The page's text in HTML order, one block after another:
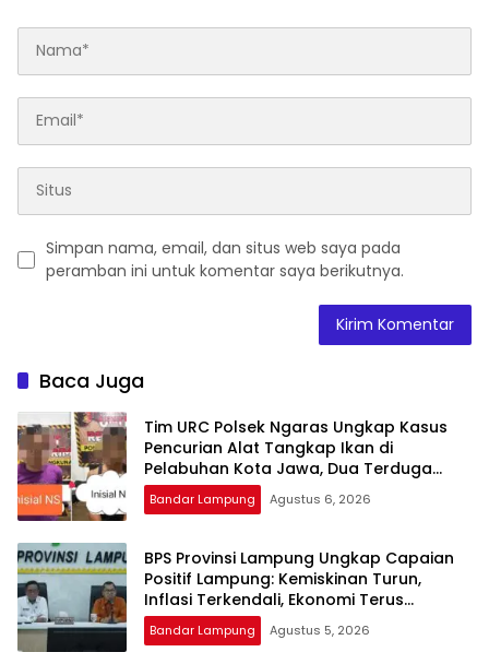
Simpan nama, email, dan situs web saya pada
peramban ini untuk komentar saya berikutnya.
Baca Juga
Tim URC Polsek Ngaras Ungkap Kasus
Pencurian Alat Tangkap Ikan di
Pelabuhan Kota Jawa, Dua Terduga
Pelaku Diamankan.
Bandar Lampung Agustus 6, 2026
BPS Provinsi Lampung Ungkap Capaian
Positif Lampung: Kemiskinan Turun,
Inflasi Terkendali, Ekonomi Terus
Tumbuh
Bandar Lampung Agustus 5, 2026